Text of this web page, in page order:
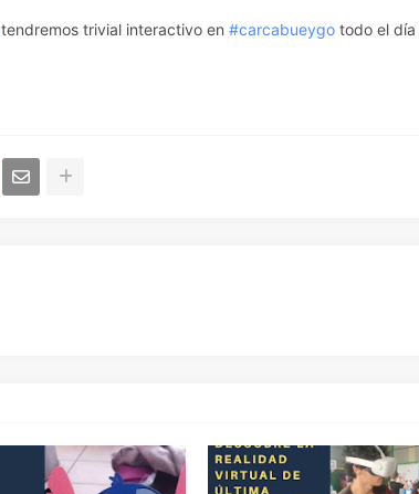
tendremos trivial interactivo en #carcabueygo todo el día